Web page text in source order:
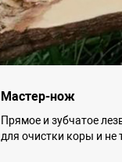
Мастер-нож
Прямое и зубчатое
для очистки коры и не